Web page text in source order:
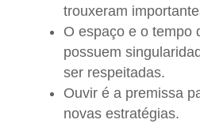
trouxeram
O espaço e o tempo
possuem
ser respeitadas.
Ouvir é a premissa
novas estratégias.